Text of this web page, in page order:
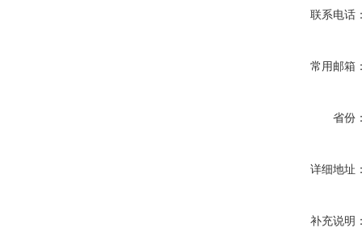
联系电话
常用邮箱
省份
详细地址
补充说明